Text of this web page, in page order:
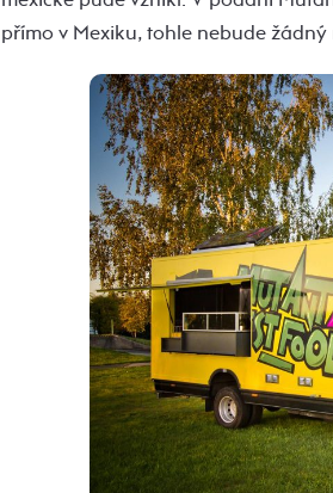
přímo v Mexiku, tohle nebude